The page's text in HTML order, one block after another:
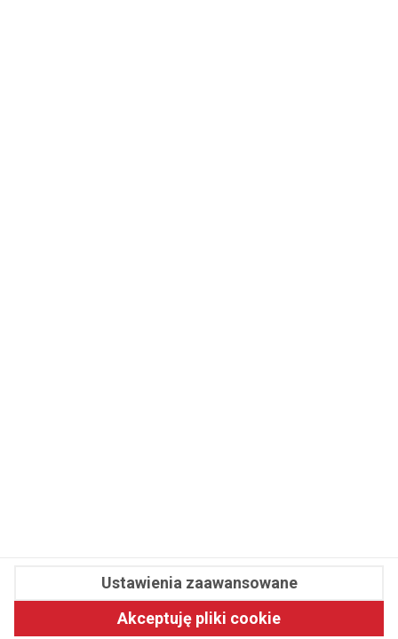
Fit.pl © 2026 Wszystkie prawa zastrzeżone.
Pawelec.info
Ustawienia zaawansowane
Akceptuję pliki cookie